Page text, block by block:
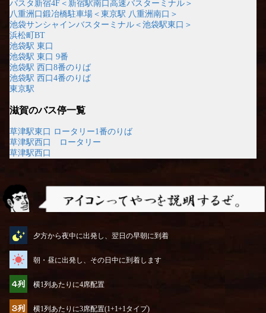
バスタ新宿4F＜新宿駅南口高速バスターミナル＞
八重洲口鍛冶橋駐車場＜東京駅 八重洲南口＞
池袋サンシャインバスターミナル＜池袋駅東口＞
浜松町BT
池袋駅 東口
池袋駅 東口 9番
池袋駅 西口8番のりば
池袋駅 西口4番のりば
東京駅
滋賀のバス停一覧
草津駅東口 ロータリー1番のりば
草津駅西口 ロータリー
草津駅西口
夕方から夜中に出発し、翌日の早朝に到着
朝・昼に出発し、その日中に到着します
横1列あたりに4席配置
横1列あたりに3席配置(1+1+1タイプ)